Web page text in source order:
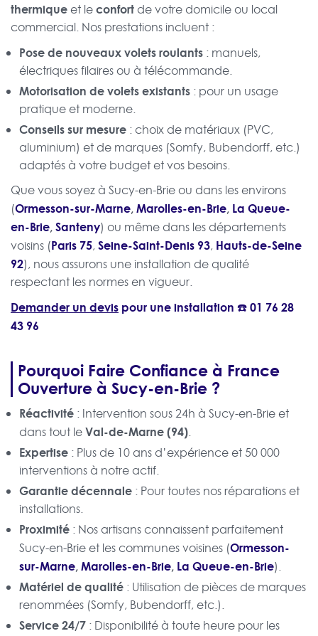
thermique et leconfort de votre domicile ou local
commercial. Nos prestations incluent :
Pose de nouveaux volets roulants : manuels,
électriques filaires ou à télécommande.
Motorisation de volets existants : pour un usage
pratique et moderne.
Conseils sur mesure : choix de matériaux (PVC,
aluminium) et de marques (Somfy, Bubendorff, etc.)
adaptés à votre budget et vos besoins.
Que vous soyez à Sucy-en-Brie ou dans les environs
(Ormesson-sur-Marne,Marolles-en-Brie, La Queue-
en-Brie,Santeny) ou même dans les départements
voisins (Paris 75, Seine-Saint-Denis 93, Hauts-de-Seine
92), nous assurons une installation de qualité
respectant les normes en vigueur.
Demander un devis pour une installation ☎️01 76 28
43 96
Pourquoi Faire Confiance à France
Ouverture à Sucy-en-Brie ?
Réactivité : Intervention sous 24h à Sucy-en-Brie et
dans tout leVal-de-Marne (94).
Expertise : Plus de 10 ans d’expérience et 50 000
interventions à notre actif.
Garantie décennale : Pour toutes nos réparations et
installations.
Proximité : Nos artisans connaissent parfaitement
Sucy-en-Brie et les communes voisines (Ormesson-
sur-Marne,Marolles-en-Brie, La Queue-en-Brie).
Matériel de qualité : Utilisation de pièces de marques
renommées (Somfy, Bubendorff, etc.).
Service 24/7 : Disponibilité à toute heure pour les